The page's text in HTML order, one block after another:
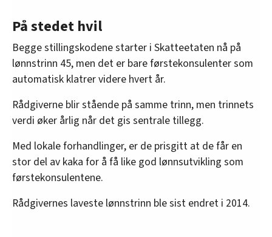
På stedet hvil
Begge stillingskodene starter i Skatteetaten nå på
lønnstrinn 45, men det er bare førstekonsulenter som
automatisk klatrer videre hvert år.
Rådgiverne blir stående på samme trinn, men trinnets
verdi øker årlig når det gis sentrale tillegg.
Med lokale forhandlinger, er de prisgitt at de får en
stor del av kaka for å få like god lønnsutvikling som
førstekonsulentene.
Rådgivernes laveste lønnstrinn ble sist endret i 2014.